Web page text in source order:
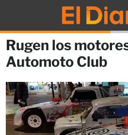
Rugen los
Automoto Club